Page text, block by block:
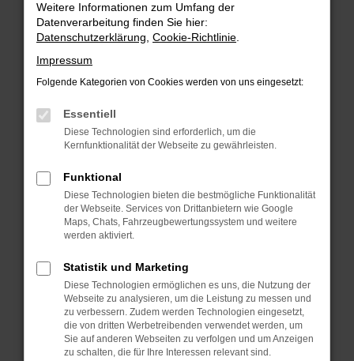
Überprüfe deine Firewall und deine
Internetverbindung.
Laden andere Webseiten, zum Beispiel deine
Manche Erweiterungen, wie Werbeblocker,
können das Laden bestimmter Seiten
verhindern. Funktioniert die Seite in einem
Fenster?
Starte dein Gerät neu.
Das kann manchmal helfen, vorübergehende
Probleme zu beheben.
Stelle sicher, dass dein Browser und dein
Betriebssystem auf dem neuesten Stand
sind.
Veraltete Software birgt nicht nur ein
Sicherheitsrisiko, sondern kann auch dazu
führen, dass bestimmte Funktionen nicht mehr
Weitere Informationen zum Umfang der
Datenverarbeitung finden Sie hier:
Datenschutzerklärung Cookie-Richtlinie
Impressum
Folgende Kategorien von Cookies werden von uns eingesetzt:
Essentiell
Diese Technologien sind erforderlich, um die
Kernfunktionalität der Webseite zu gewährleisten.
Funktional
Diese Technologien bieten die bestmögliche Funktionalität
der Webseite. Services von Drittanbietern wie Google
Maps, Chats, Fahrzeugbewertungssystem und weitere
werden aktiviert.
Statistik und Marketing
Diese Technologien ermöglichen es uns, die Nutzung der
Webseite zu analysieren, um die Leistung zu messen und
zu verbessern. Zudem werden Technologien eingesetzt,
die von dritten Werbetreibenden verwendet werden, um
Sie auf anderen Webseiten zu verfolgen und um Anzeigen
zu schalten, die für Ihre Interessen relevant sind.